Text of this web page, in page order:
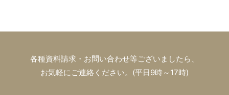
各種資料請求・お問い合わせ等ございましたら、
お気軽にご連絡ください。(平日9時～17時)